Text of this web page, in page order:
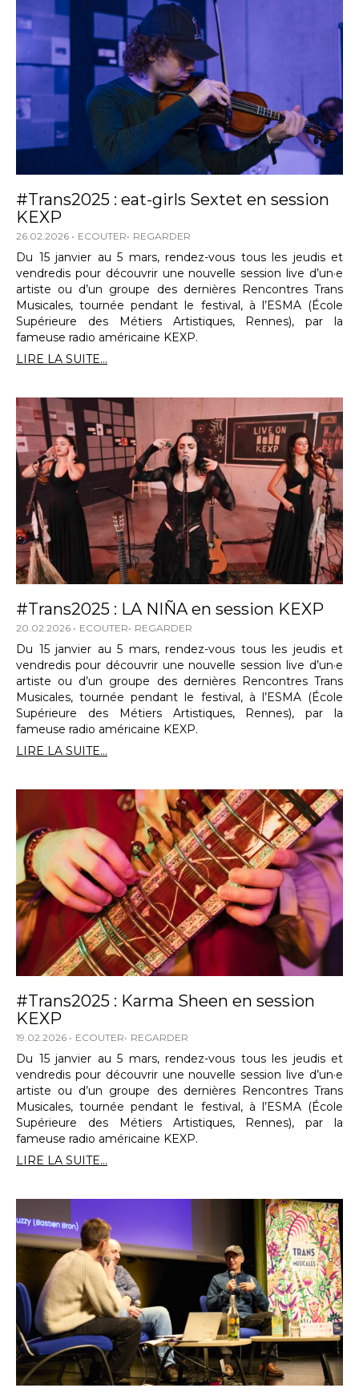
#Trans2025 : eat-girls Sextet en session
KEXP
26.02.2026 ECOUTER REGARDER
Du 15 janvier au 5 mars, rendez-vous tous les jeudis et
vendredis pour découvrir une nouvelle session live d’un·e
artiste ou d’un groupe des dernières Rencontres Trans
Musicales, tournée pendant le festival, à l’ESMA (École
Supérieure des Métiers Artistiques, Rennes), par la
fameuse radio américaine KEXP.
LIRE LA SUITE...
#Trans2025 : LA NIÑA en session KEXP
20.02.2026 ECOUTER REGARDER
Du 15 janvier au 5 mars, rendez-vous tous les jeudis et
vendredis pour découvrir une nouvelle session live d’un·e
artiste ou d’un groupe des dernières Rencontres Trans
Musicales, tournée pendant le festival, à l’ESMA (École
Supérieure des Métiers Artistiques, Rennes), par la
fameuse radio américaine KEXP.
LIRE LA SUITE...
#Trans2025 : Karma Sheen en session
KEXP
19.02.2026 ECOUTER REGARDER
Du 15 janvier au 5 mars, rendez-vous tous les jeudis et
vendredis pour découvrir une nouvelle session live d’un·e
artiste ou d’un groupe des dernières Rencontres Trans
Musicales, tournée pendant le festival, à l’ESMA (École
Supérieure des Métiers Artistiques, Rennes), par la
fameuse radio américaine KEXP.
LIRE LA SUITE...